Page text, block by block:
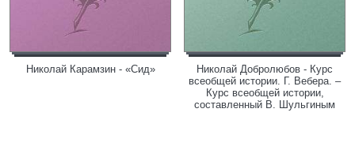
Николай Карамзин - «Сид»
Николай Добролюбов - Курс
всеобщей истории. Г. Вебера. –
Курс всеобщей истории,
составленный В. Шульгиным